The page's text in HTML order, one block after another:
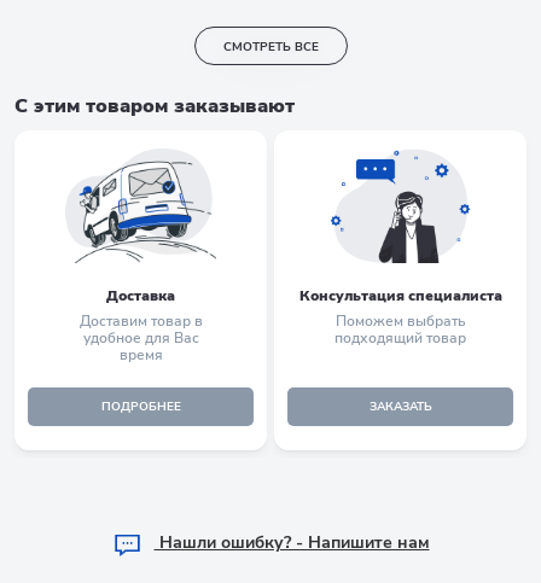
СМОТРЕТЬ ВСЕ
С этим товаром заказывают
Доставка
Доставим товар в
удобное для Вас
время
ПОДРОБНЕЕ
Консультация специалиста
Поможем выбрать
подходящий товар
ЗАКАЗАТЬ
Hашли ошибку? - Напишите нам